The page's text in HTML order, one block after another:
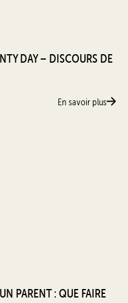
DAY – DISCOURS DE
En savoir plus
PARENT : QUE FAIRE